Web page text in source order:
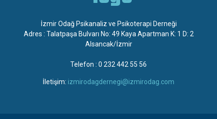
İzmir Odağ Psikanaliz ve Psikoterapi Derneği
Adres : Talatpaşa Bulvarı No: 49 Kaya Apartman K: 1 D: 2
Alsancak/İzmir
Telefon : 0 232 442 55 56
İletişim: izmirodagdernegi@izmirodag.com